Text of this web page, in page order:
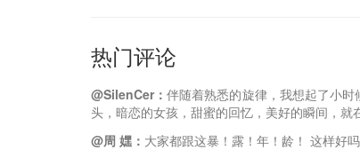
热门评论
@SilenCer：伴随着熟悉的旋律，我想起了小
头，暗恋的女孩，甜蜜的回忆，美好的瞬间，就
@周 嫼： 大家都跟这暴！露！年！龄！ 这样好吗